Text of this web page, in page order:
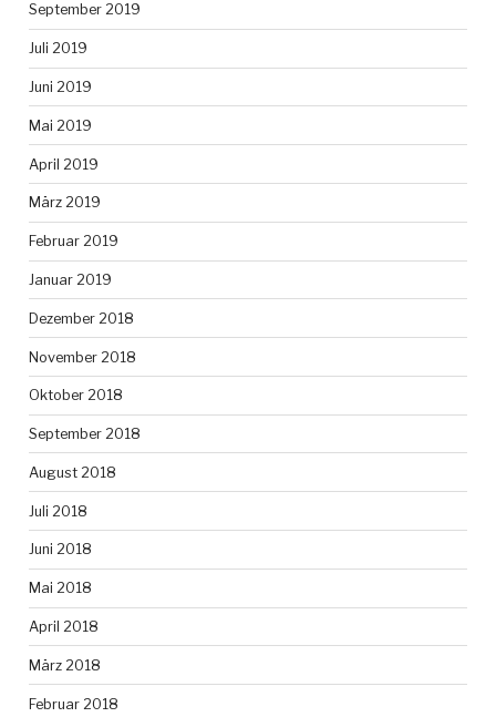
September 2019
Juli 2019
Juni 2019
Mai 2019
April 2019
März 2019
Februar 2019
Januar 2019
Dezember 2018
November 2018
Oktober 2018
September 2018
August 2018
Juli 2018
Juni 2018
Mai 2018
April 2018
März 2018
Februar 2018